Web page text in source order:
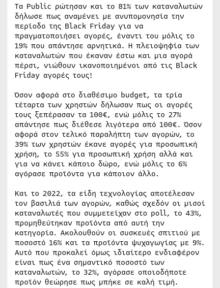
Τα Public ρώτησαν και το 81% των καταναλωτών
δήλωσε πως αναμένει με ανυπομονησία την
περίοδο της Black Friday για να
πραγματοποιήσει αγορές, έναντι του μόλις το
19% που απάντησε αρνητικά. Η πλειοψηφία των
καταναλωτών που έκαναν έστω και μια αγορά
πέρσι, νιώθουν ικανοποιημένοι από τις Black
Friday αγορές τους!
Όσον αφορά στο διαθέσιμο budget, τα τρία
τέταρτα των χρηστών δήλωσαν πως οι αγορές
τους ξεπέρασαν τα 100€, ενώ μόλις το 27%
απάντησε πως διέθεσε λιγότερα από 100€. Όσον
αφορά στον τελικό παραλήπτη των αγορών, το
39% των χρηστών έκανε αγορές για προσωπική
χρήση, το 55% για προσωπική χρήση αλλά και
για να κάνει κάποιο δώρο, ενώ μόλις το 6%
αγόρασε προϊόντα για κάποιον άλλο.
Και το 2022, τα είδη τεχνολογίας αποτέλεσαν
τον βασιλιά των αγορών, καθώς σχεδόν οι μισοί
καταναλωτές που συμμετείχαν στο poll, το 43%,
προμηθεύτηκαν προϊόντα από αυτή την
κατηγορία. Ακολουθούν οι συσκευές σπιτιού με
ποσοστό 16% και τα προϊόντα ψυχαγωγίας με 9%.
Αυτό που προκαλεί όμως ιδιαίτερο ενδιαφέρον
είναι πως ένα σημαντικό ποσοστό των
καταναλωτών, το 32%, αγόρασε οποιοδήποτε
προϊόν θεώρησε πως μπήκε σε καλή τιμή.